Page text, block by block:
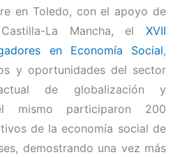
en Toledo, con el apoyo de
La Mancha, el XVII
en Economía Social,
y oportunidades del sector
de globalización y
mismo participaron 200
de la economía social de
demostrando una vez más